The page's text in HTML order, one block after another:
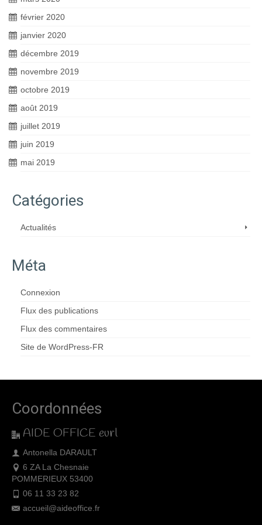
février 2020
janvier 2020
décembre 2019
novembre 2019
octobre 2019
août 2019
juillet 2019
juin 2019
mai 2019
Catégories
Actualités
Méta
Connexion
Flux des publications
Flux des commentaires
Site de WordPress-FR
Coordonnées
AIDE OFFICE eurl
Antonella DARAULT
6 ZA La Chesnaie
POMMERIEUX 53400
06 11 33 23 82
accueil@aideoffice.fr